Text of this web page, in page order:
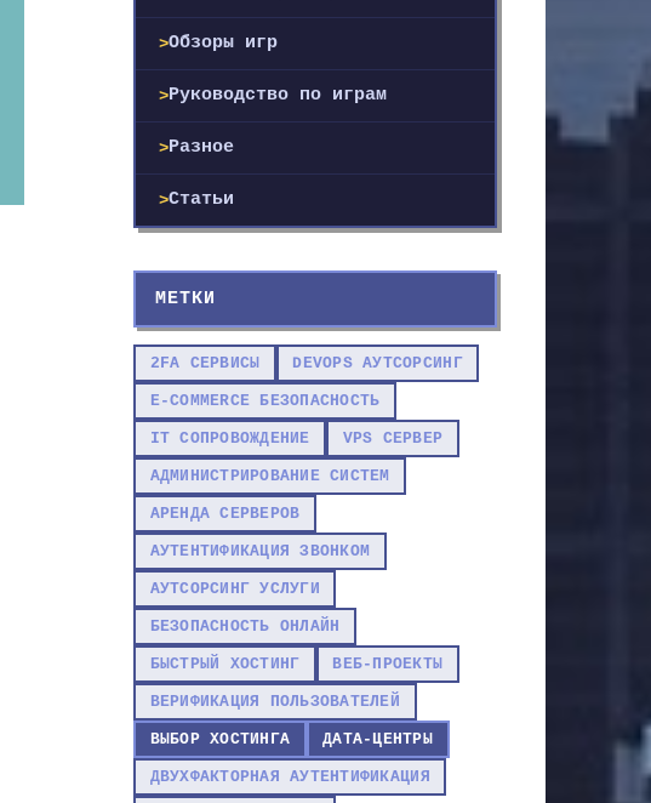
Обзоры игр
Руководство по играм
Разное
Статьи
МЕТКИ
2FA СЕРВИСЫ DEVOPS АУТСОРСИНГ
E-COMMERCE БЕЗОПАСНОСТЬ
IT СОПРОВОЖДЕНИЕ VPS СЕРВЕР
АДМИНИСТРИРОВАНИЕ СИСТЕМ
АРЕНДА СЕРВЕРОВ
АУТЕНТИФИКАЦИЯ ЗВОНКОМ
АУТСОРСИНГ УСЛУГИ
БЕЗОПАСНОСТЬ ОНЛАЙН
БЫСТРЫЙ ХОСТИНГ ВЕБ-ПРОЕКТЫ
ВЕРИФИКАЦИЯ ПОЛЬЗОВАТЕЛЕЙ
ВЫБОР ХОСТИНГА ДАТА-ЦЕНТРЫ
ДВУХФАКТОРНАЯ АУТЕНТИФИКАЦИЯ